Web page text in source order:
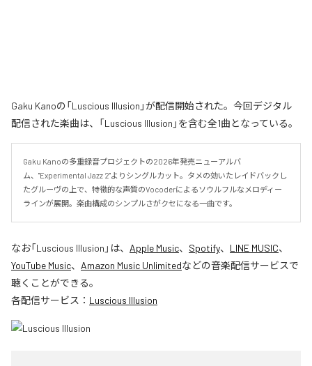
Gaku Kanoの「Luscious Illusion」が配信開始された。今回デジタル
配信された楽曲は、「Luscious Illusion」を含む全1曲となっている。
Gaku Kanoの多重録音プロジェクトの2026年発売ニューアルバ
ム、"Experimental Jazz 2"よりシングルカット。タメの効いたレイドバックし
たグルーヴの上で、特徴的な声質のVocoderによるソウルフルなメロディー
ラインが展開。楽曲構成のシンプルさがクセになる一曲です。
なお「Luscious Illusion 」は、 Apple Music、 Spotify、 LINE MUSIC、
YouTube Music、 Amazon Music Unlimitedなどの音楽配信サービスで
聴くことができる。
各配信サービス： Luscious Illusion